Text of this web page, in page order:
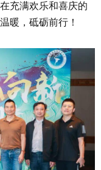
充满欢乐和喜庆的
暖，砥砺前行！